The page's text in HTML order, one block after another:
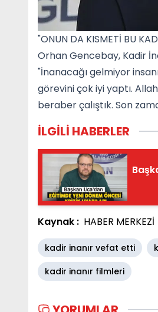
"ONUN DA KISMETİ BU
Orhan Gencebay, Kadir
"İnanacağı gelmiyor
görevini çok iyi yaptı.
beraber çalıştık. Son
İLGİLİ HABERLER
Kaynak : HABER MERKEZİ
kadir inanır vefat etti
kadir inanır filmleri